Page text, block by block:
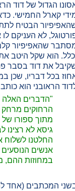
הגדול של דוד
קארל החמישי.
הבטיח
לא העניקם
שהאפיפיור
הוא שקל היטב
את דוד בסבר
בכל דבריו, שכן
הראובני הוא
"הדברים האלה
הרחוקים מרחק
מתוך ספורו של
גיסא לא רצינו
החלטנו לשלוח
אנשים
במחוזות ההם,
המכתבים (אחד